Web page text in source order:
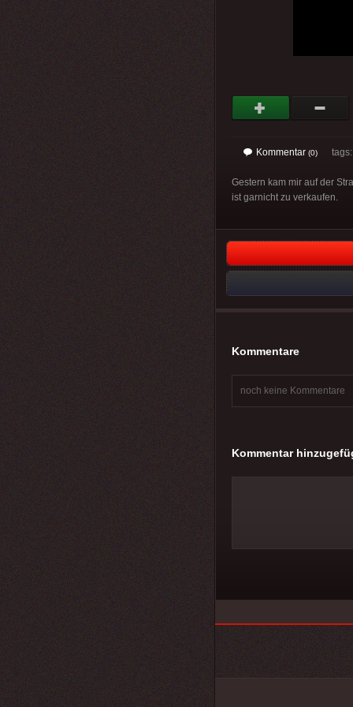
Kommentar (0) tags:
Gestern kam mir auf der
ist garnicht zu verkaufen.
Kommentare
noch keine Kommentare
Kommentar